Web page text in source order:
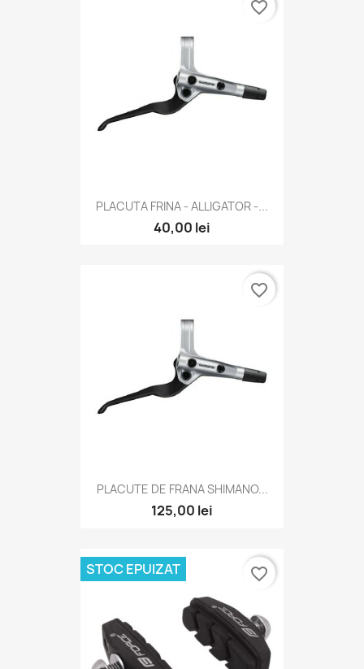
PLACUTA FRINA - ALLIGATOR -...
40,00 lei
favorite_border
PLACUTE DE FRANA SHIMANO...
125,00 lei
favorite_border
STOC EPUIZAT favorite_border